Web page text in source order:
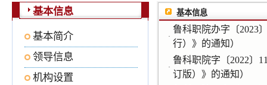
基本信息
基本简介
领导信息
机构设置
基本信息
·
鲁科职院办字〔2023
行）》的通知）
·
鲁科职院字〔2022〕
订版）》的通知）